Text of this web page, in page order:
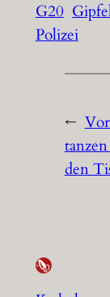
G20
Polizei
←
den